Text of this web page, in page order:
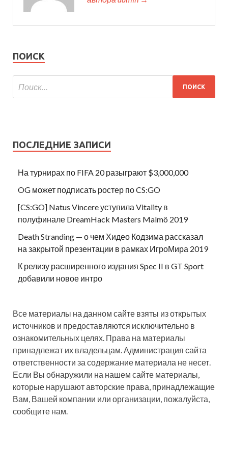
ПОИСК
ПОСЛЕДНИЕ ЗАПИСИ
На турнирах по FIFA 20 разыграют $3,000,000
OG может подписать ростер по CS:GO
[CS:GO] Natus Vincere уступила Vitality в
полуфинале DreamHack Masters Malmö 2019
Death Stranding — о чем Хидео Кодзима рассказал
на закрытой презентации в рамках ИгроМира 2019
К релизу расширенного издания Spec II в GT Sport
добавили новое интро
Все материалы на данном сайте взяты из открытых
источников и предоставляются исключительно в
ознакомительных целях. Права на материалы
принадлежат их владельцам. Администрация сайта
ответственности за содержание материала не несет.
Если Вы обнаружили на нашем сайте материалы,
которые нарушают авторские права, принадлежащие
Вам, Вашей компании или организации, пожалуйста,
сообщите нам.